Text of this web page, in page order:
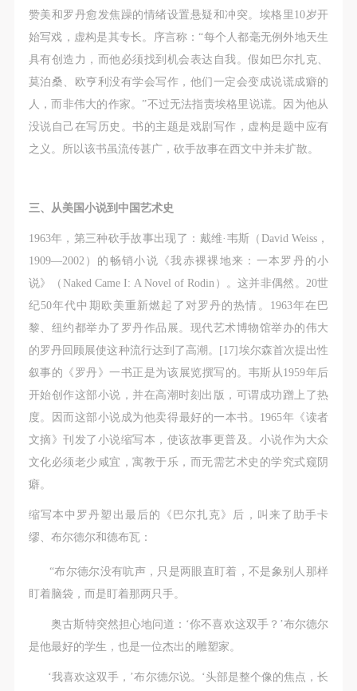
赞美和罗丹愈发焦躁的情绪设置悬疑和冲突。埃格里10岁开
始写戏，虚构是其专长。序言称：“每个人都毫无例外地天生
具有创造力，而他必须找到机会表达自我。假如巴尔扎克、
莫泊桑、欧亨利没有学会写作，他们一定会变成说谎成癖的
人，而非伟大的作家。”不过无法指责埃格里说谎。因为他从
没说自己在写历史。书的主题是戏剧写作，虚构是题中应有
之义。所以该书虽流传甚广，砍手故事在西文中并未扩散。
三、从美国小说到中国艺术史
1963年，第三种砍手故事出现了：戴维·韦斯（David Weiss，
1909—2002）的畅销小说《我赤裸裸地来：一本罗丹的小
说》（Naked Came I: A Novel of Rodin）。这并非偶然。20世
纪50年代中期欧美重新燃起了对罗丹的热情。1963年在巴
黎、纽约都举办了罗丹作品展。现代艺术博物馆举办的伟大
的罗丹回顾展使这种流行达到了高潮。[17]埃尔森首次提出性
叙事的《罗丹》一书正是为该展览撰写的。韦斯从1959年后
开始创作这部小说 ，并在高潮时刻出版，可谓成功蹭上了热
度。因而这部小说成为他卖得最好的一本书。1965年《读者
文摘》刊发了小说缩写本，使该故事更普及。小说作为大众
文化必须老少咸宜，寓教于乐，而无需艺术史的学究式窥阴
癖。
缩写本中罗丹塑出最后的《巴尔扎克》后，叫来了助手卡
缪、布尔德尔和德布瓦：
“布尔德尔没有吭声，只是两眼直盯着，不是象别人那样
盯着脑袋，而是盯着那两只手。
奥古斯特突然担心地问道：‘你不喜欢这双手？’布尔德尔
是他最好的学生，也是一位杰出的雕塑家。
‘我喜欢这双手，’布尔德尔说。‘头部是整个像的焦点，长